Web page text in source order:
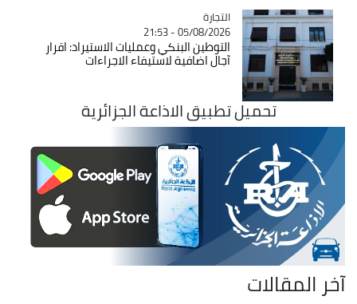
Catégorie
التجارة
05/08/2026 - 21:53
التوطين البنكي وعمليات الاستيراد: اقرار
آجال اضافية لاستيفاء الاجراءات
تحميل تطبيق الاذاعة الجزائرية
آخر المقالات